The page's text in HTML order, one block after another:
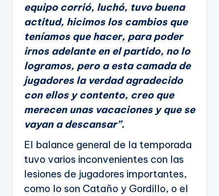
equipo corrió, luchó, tuvo buena
actitud, hicimos los cambios que
teníamos que hacer, para poder
irnos adelante en el partido, no lo
logramos, pero a esta camada de
jugadores la verdad agradecido
con ellos y contento, creo que
merecen unas vacaciones y que se
vayan a descansar”.
El balance general de la temporada
tuvo varios inconvenientes con las
lesiones de jugadores importantes,
como lo son Cataño y Gordillo, o el